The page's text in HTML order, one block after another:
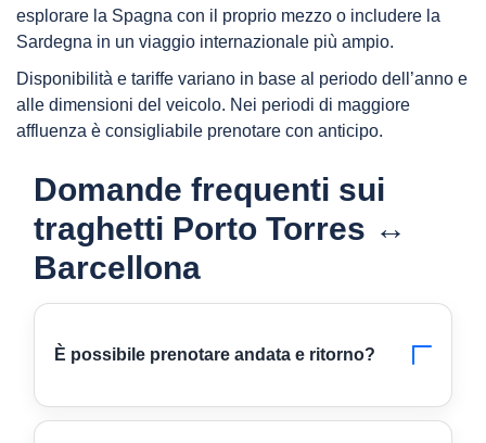
esplorare la Spagna con il proprio mezzo o includere la
Sardegna in un viaggio internazionale più ampio.
Disponibilità e tariffe variano in base al periodo dell’anno e
alle dimensioni del veicolo. Nei periodi di maggiore
affluenza è consigliabile prenotare con anticipo.
Domande frequenti sui
traghetti Porto Torres ↔
Barcellona
È possibile prenotare andata e ritorno?